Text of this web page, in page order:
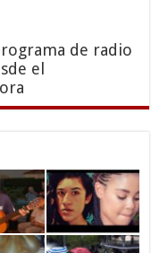
de radio
el